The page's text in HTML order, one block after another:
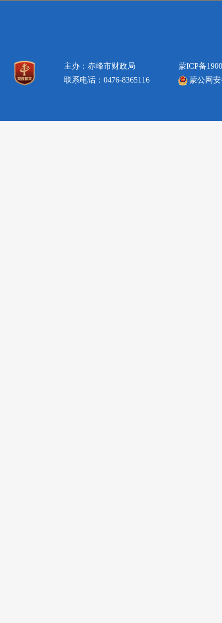
主办：赤峰市财政局
联系电话：0476-8365116
蒙ICP备
蒙公网安